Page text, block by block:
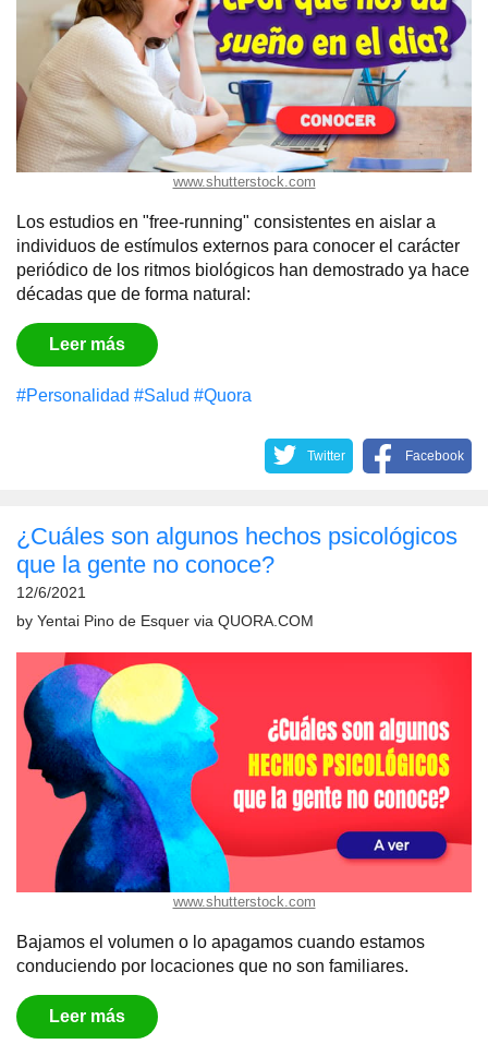
www.shutterstock.com
Los estudios en "free-running" consistentes en aislar a
individuos de estímulos externos para conocer el carácter
periódico de los ritmos biológicos han demostrado ya hace
décadas que de forma natural:
Leer más
#Personalidad #Salud #Quora
Twitter Facebook
¿Cuáles son algunos hechos psicológicos
que la gente no conoce?
12/6/2021
by Yentai Pino de Esquer via QUORA.COM
www.shutterstock.com
Bajamos el volumen o lo apagamos cuando estamos
conduciendo por locaciones que no son familiares.
Leer más